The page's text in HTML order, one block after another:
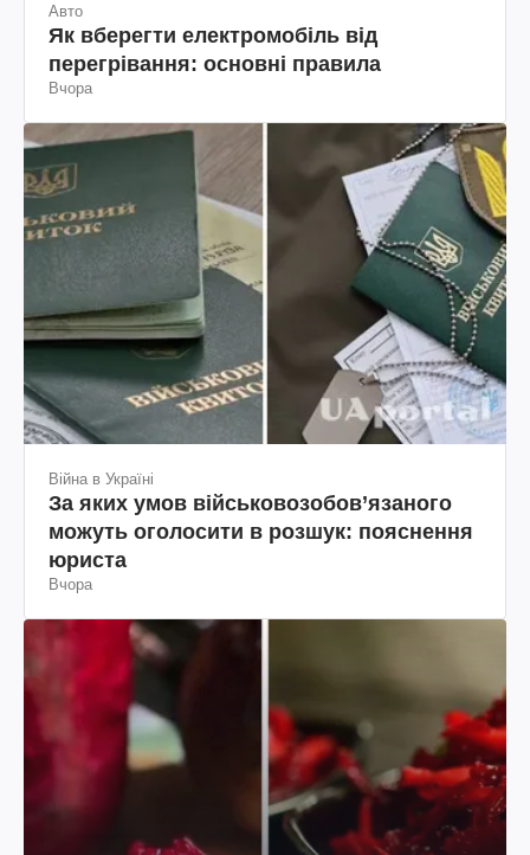
Авто
Як вберегти електромобіль від
перегрівання: основні правила
Вчора
Війна в Україні
За яких умов військовозобов’язаного
можуть оголосити в розшук: пояснення
юриста
Вчора